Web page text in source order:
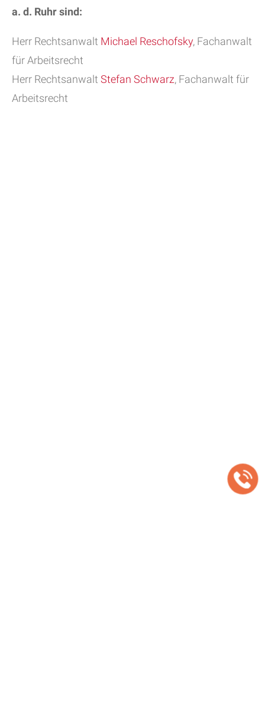
a. d. Ruhrsind:
Herr Rechtsanwalt Michael Reschofsky, Fachanwalt
für Arbeitsrecht
Herr Rechtsanwalt Stefan Schwarz, Fachanwalt für
Arbeitsrecht